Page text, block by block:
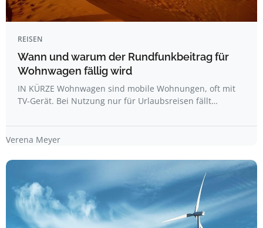
REISEN
Wann und warum der Rundfunkbeitrag für
Wohnwagen fällig wird
IN KÜRZE Wohnwagen sind mobile Wohnungen, oft mit
TV-Gerät. Bei Nutzung nur für Urlaubsreisen fällt…
Verena Meyer